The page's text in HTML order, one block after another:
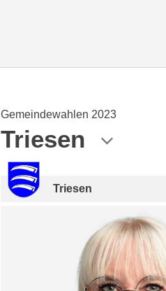
Gemeindewahlen 2023
Triesen
Triesen